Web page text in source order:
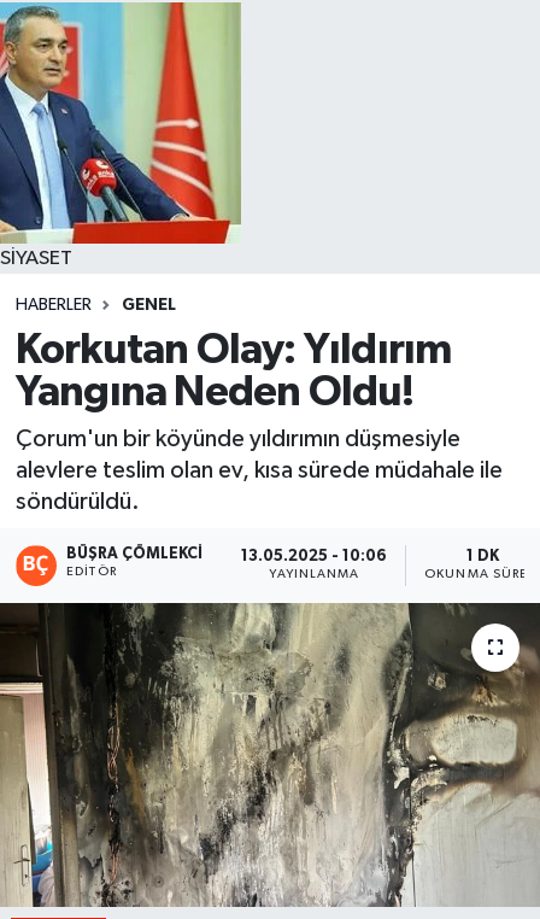
SİYASET
HABERLER GENEL
Korkutan Olay: Yıldırım
Yangına Neden Oldu!
Çorum'un bir köyünde yıldırımın düşmesiyle
alevlere teslim olan ev, kısa sürede müdahale ile
söndürüldü.
BÜŞRA ÇÖMLEKCI
EDITÖR
13.05.2025 - 10:06
YAYINLANMA
1 DK
OKUNMA